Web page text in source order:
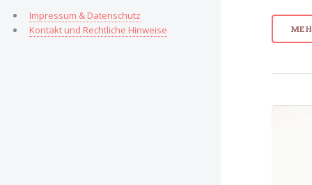
Impressum & Datenschutz
Kontakt und Rechtliche Hinweise